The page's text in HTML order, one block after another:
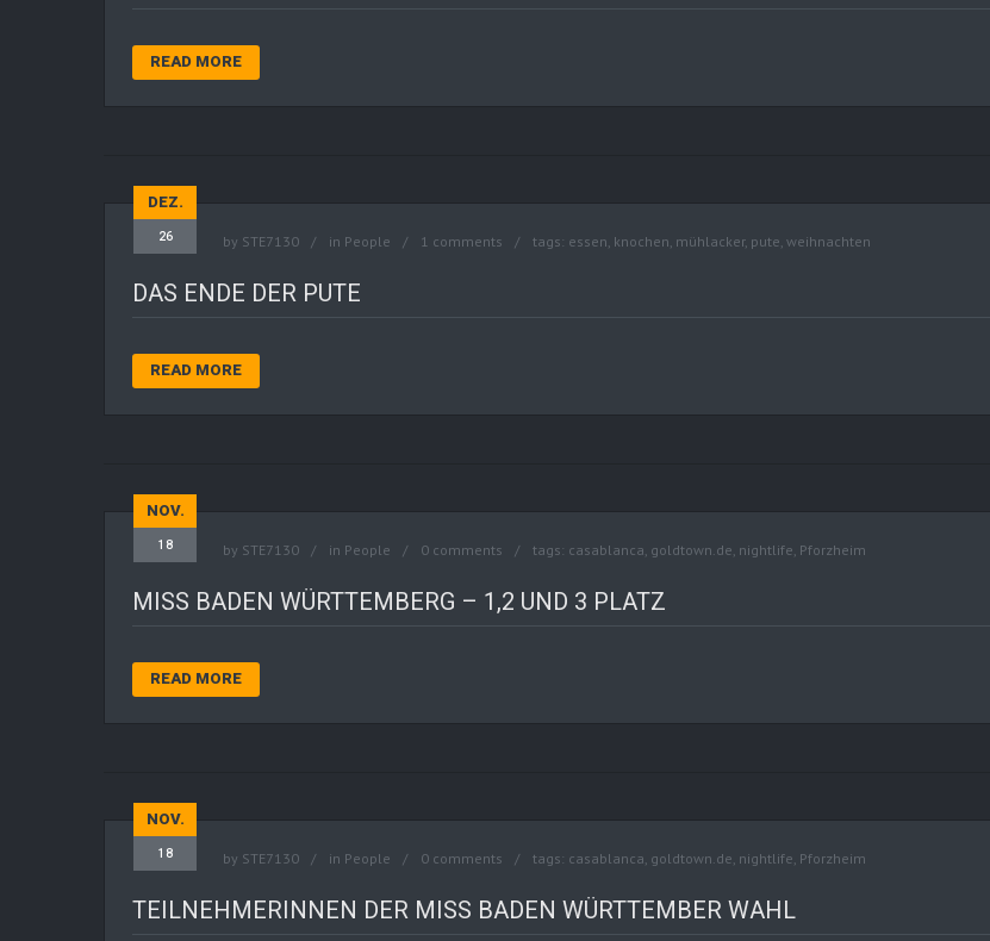
READ MORE
DEZ.
26 by STE7130 in People 1 comments tags: essen, knochen, mühlacker, pute, weihnachten
DAS ENDE DER PUTE
READ MORE
NOV.
18 by STE7130 in People 0 comments tags: casablanca, goldtown.de, nightlife, Pforzheim
MISS BADEN WÜRTTEMBERG – 1,2 UND 3 PLATZ
READ MORE
NOV.
18 by STE7130 in People 0 comments tags: casablanca, goldtown.de, nightlife, Pforzheim
TEILNEHMERINNEN DER MISS BADEN WÜRTTEMBER WAHL